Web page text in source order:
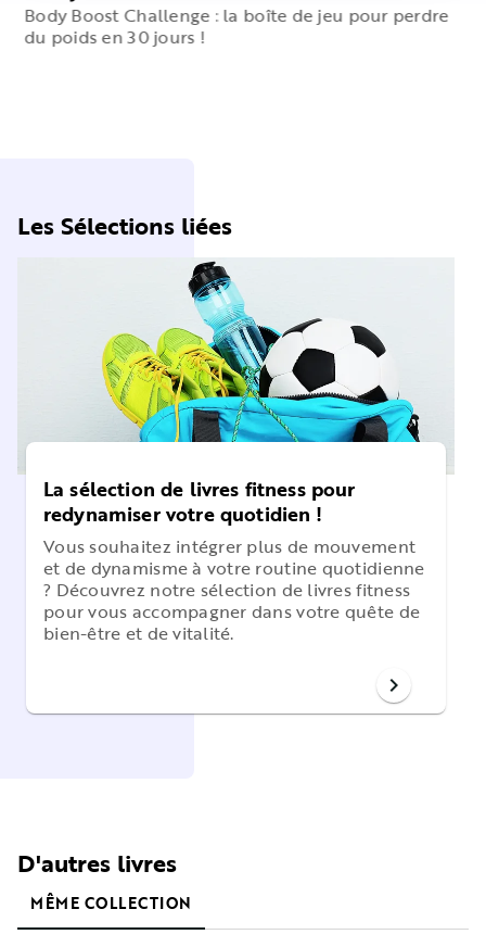
Body Boost Challenge : la boîte de jeu pour perdre
du poids en 30 jours !
Les Sélections liées
La sélection de livres fitness pour
redynamiser votre quotidien !
Vous souhaitez intégrer plus de mouvement
et de dynamisme à votre routine quotidienne
? Découvrez notre sélection de livres fitness
pour vous accompagner dans votre quête de
bien-être et de vitalité.
chevron_right
D'autres livres
MÊME COLLECTION